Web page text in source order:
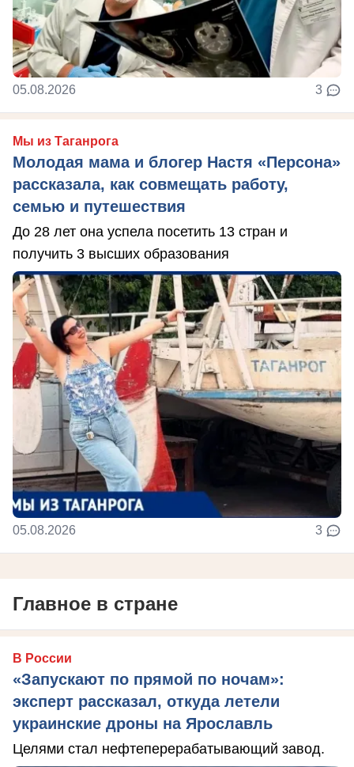
05.08.2026 3
Мы из Таганрога
Молодая мама и блогер Настя «Персона»
рассказала, как совмещать работу,
семью и путешествия
До 28 лет она успела посетить 13 стран и
получить 3 высших образования
05.08.2026 3
Главное в стране
В России
«Запускают по прямой по ночам»:
эксперт рассказал, откуда летели
украинские дроны на Ярославль
Целями стал нефтеперерабатывающий завод.